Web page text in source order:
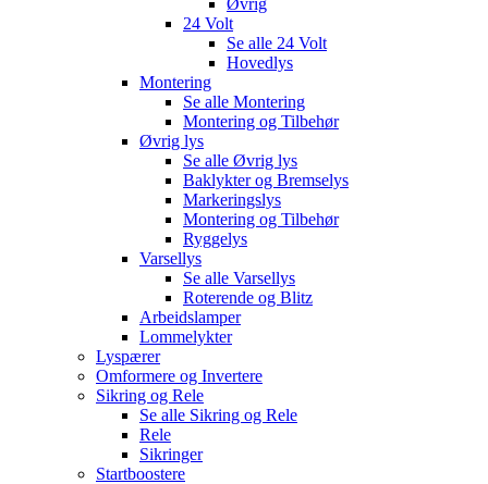
24 Volt
Se alle 24 Volt
Hovedlys
Montering
Se alle Montering
Montering og Tilbehør
Øvrig lys
Se alle Øvrig lys
Baklykter og Bremselys
Markeringslys
Montering og Tilbehør
Ryggelys
Varsellys
Se alle Varsellys
Roterende og Blitz
Arbeidslamper
Lommelykter
Lyspærer
Omformere og Invertere
Sikring og Rele
Se alle Sikring og Rele
Rele
Sikringer
Startboostere